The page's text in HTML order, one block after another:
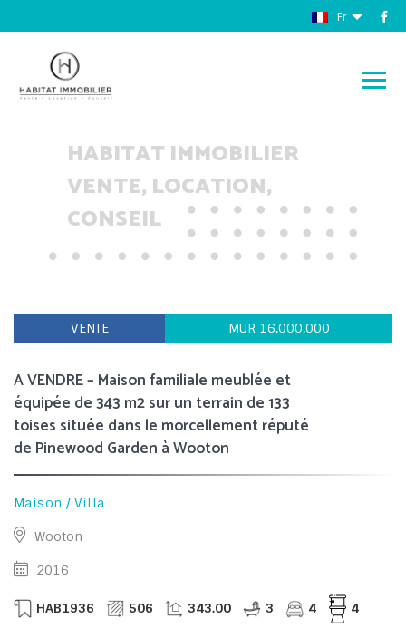
Fr
HABITAT IMMOBILIER
VENTE, LOCATION,
CONSEIL
VENTE MUR 16,000,000
A VENDRE – Maison familiale meublée et
équipée de 343 m2 sur un terrain de 133
toises située dans le morcellement réputé
de Pinewood Garden à Wooton
Maison / Villa
Wooton
2016
HAB1936 506 343.00 3 4 4